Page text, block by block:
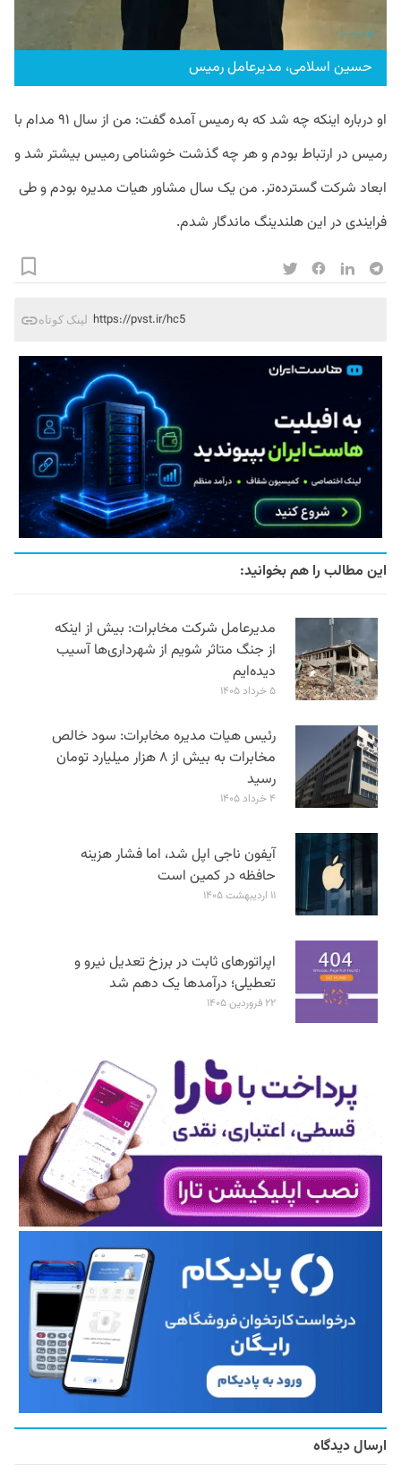
حسین اسلامی، مدیرعامل رمیس
او درباره اینکه چه شد که به رمیس آمده گفت: من از سال ۹۱ مدام با
رمیس در ارتباط بودم و هر چه گذشت خوشنامی رمیس بیشتر شد و
ابعاد شرکت گسترده‌تر. من یک سال مشاور هیات مدیره بودم و طی
فرایندی در این هلندینگ ماندگار شدم.
لینک کوتاه https://pvst.ir/hc5
این مطالب را هم بخوانید:
مدیرعامل شرکت مخابرات: بیش از اینکه
از جنگ متاثر شویم از شهرداری‌ها آسیب
دیده‌ایم
۵ خرداد ۱۴۰۵
رئیس هیات مدیره مخابرات: سود خالص
مخابرات به بیش از ۸ هزار میلیارد تومان
رسید
۴ خرداد ۱۴۰۵
آیفون ناجی اپل شد، اما فشار هزینه
حافظه در کمین است
۱۱ اردیبهشت ۱۴۰۵
اپراتورهای ثابت در برزخ تعدیل نیرو و
تعطیلی؛ درآمدها یک دهم شد
۲۲ فروردین ۱۴۰۵
ارسال دیدگاه